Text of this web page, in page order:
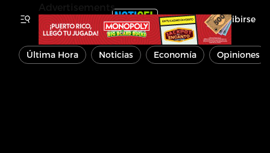
Inscribirse
Última Hora Noticias Economía Opiniones
Advertisements